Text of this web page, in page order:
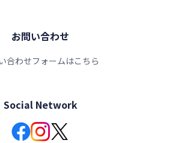
お問い合わせ
合わせフォームはこちら
Social Network